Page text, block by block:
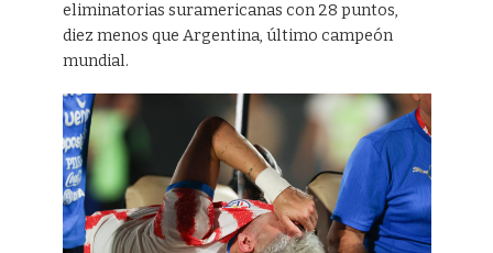
eliminatorias suramericanas con 28 puntos,
diez menos que Argentina, último campeón
mundial.